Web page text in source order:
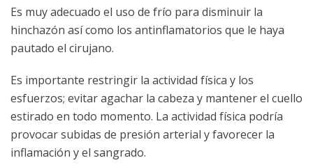
Es muy adecuado el uso de frío para disminuir la
hinchazón así como los antinflamatorios que le haya
pautado el cirujano.
Es importante restringir la actividad física y los
esfuerzos; evitar agachar la cabeza y mantener el cuello
estirado en todo momento. La actividad física podría
provocar subidas de presión arterial y favorecer la
inflamación y el sangrado.